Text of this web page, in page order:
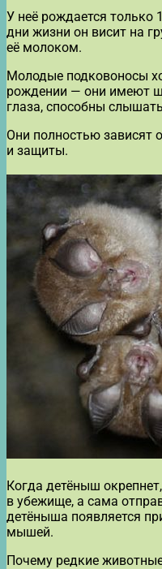
У неё рождается только
дни жизни он висит на
её молоком.
Молодые подковоносы
рождении — они имеют
глаза, способны
Они полностью зависят
и защиты.
Когда детёныш
в убежище, а сама
детёныша появляется
мышей.
Почему редкие